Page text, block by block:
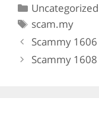
e
b
o
er gr
a
m
Categories
Uncategorized
Tags
scam.my
Scammy 1606
Scammy 1608